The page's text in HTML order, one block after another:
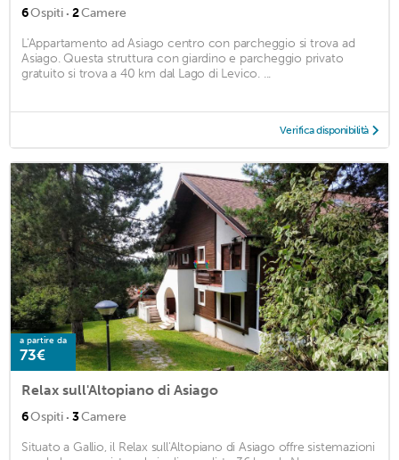
6Ospiti · 2Camere
L'Appartamento ad Asiago centro con parcheggio si trova ad
Asiago. Questa struttura con giardino e parcheggio privato
gratuito si trova a 40 km dal Lago di Levico. ...
Verifica disponibilità
a partire da
73€
Relax sull'Altopiano di Asiago
6Ospiti · 3Camere
Situato a Gallio, il Relax sull'Altopiano di Asiago offre sistemazioni